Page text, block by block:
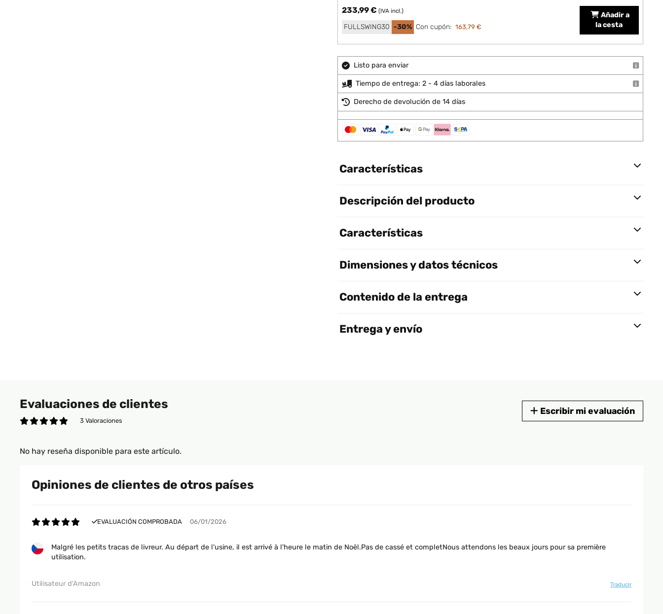
233,99 € (IVA incl.)
FULLSWING30 -30% Con cupón: 163,79 €
Añadir a
la cesta
Listo para enviar
Tiempo de entrega: 2 - 4 días laborales
Derecho de devolución de 14 días
Características
Descripción del producto
Características
Dimensiones y datos técnicos
Contenido de la entrega
Entrega y envío
Evaluaciones de clientes
3 Valoraciones
Escribir mi evaluación
No hay reseña disponible para este artículo.
Opiniones de clientes de otros países
EVALUACIÓN COMPROBADA 06/01/2026
Malgré les petits tracas de livreur. Au départ de l'usine, il est arrivé à l'heure le matin de Noël.Pas de cassé et completNous attendons les beaux jours pour sa première
utilisation.
Utilisateur d'Amazon Traducir